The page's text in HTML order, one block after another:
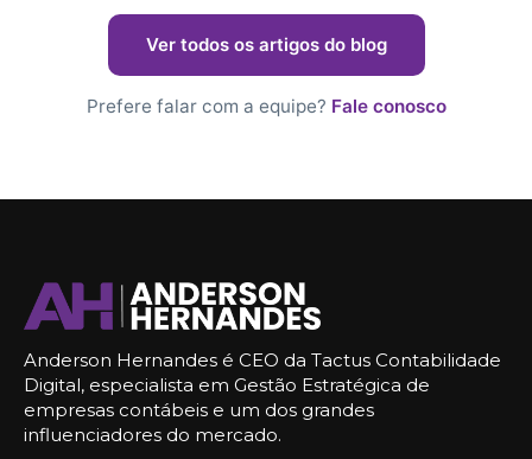
Ver todos os artigos do blog
Prefere falar com a equipe? Fale conosco
Anderson Hernandes é CEO da Tactus Contabilidade
Digital, especialista em Gestão Estratégica de
empresas contábeis e um dos grandes
influenciadores do mercado.